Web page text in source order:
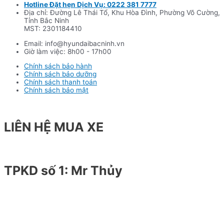
Hotline Đặt hẹn Dịch Vụ: 0222 381 7777
Địa chỉ: Đường Lê Thái Tổ, Khu Hòa Đình, Phường Võ Cường,
Tỉnh Bắc Ninh
MST: 2301184410
Email: info@hyundaibacninh.vn
Giờ làm việc: 8h00 - 17h00
Chính sách bảo hành
Chính sách bảo dưỡng
Chính sách thanh toán
Chính sách bảo mật
LIÊN HỆ MUA XE
TPKD số 1: Mr Thủy